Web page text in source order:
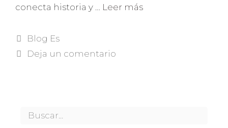
conecta historia y … Leer más
Categorías
Blog Es
Deja un comentario
Buscar: